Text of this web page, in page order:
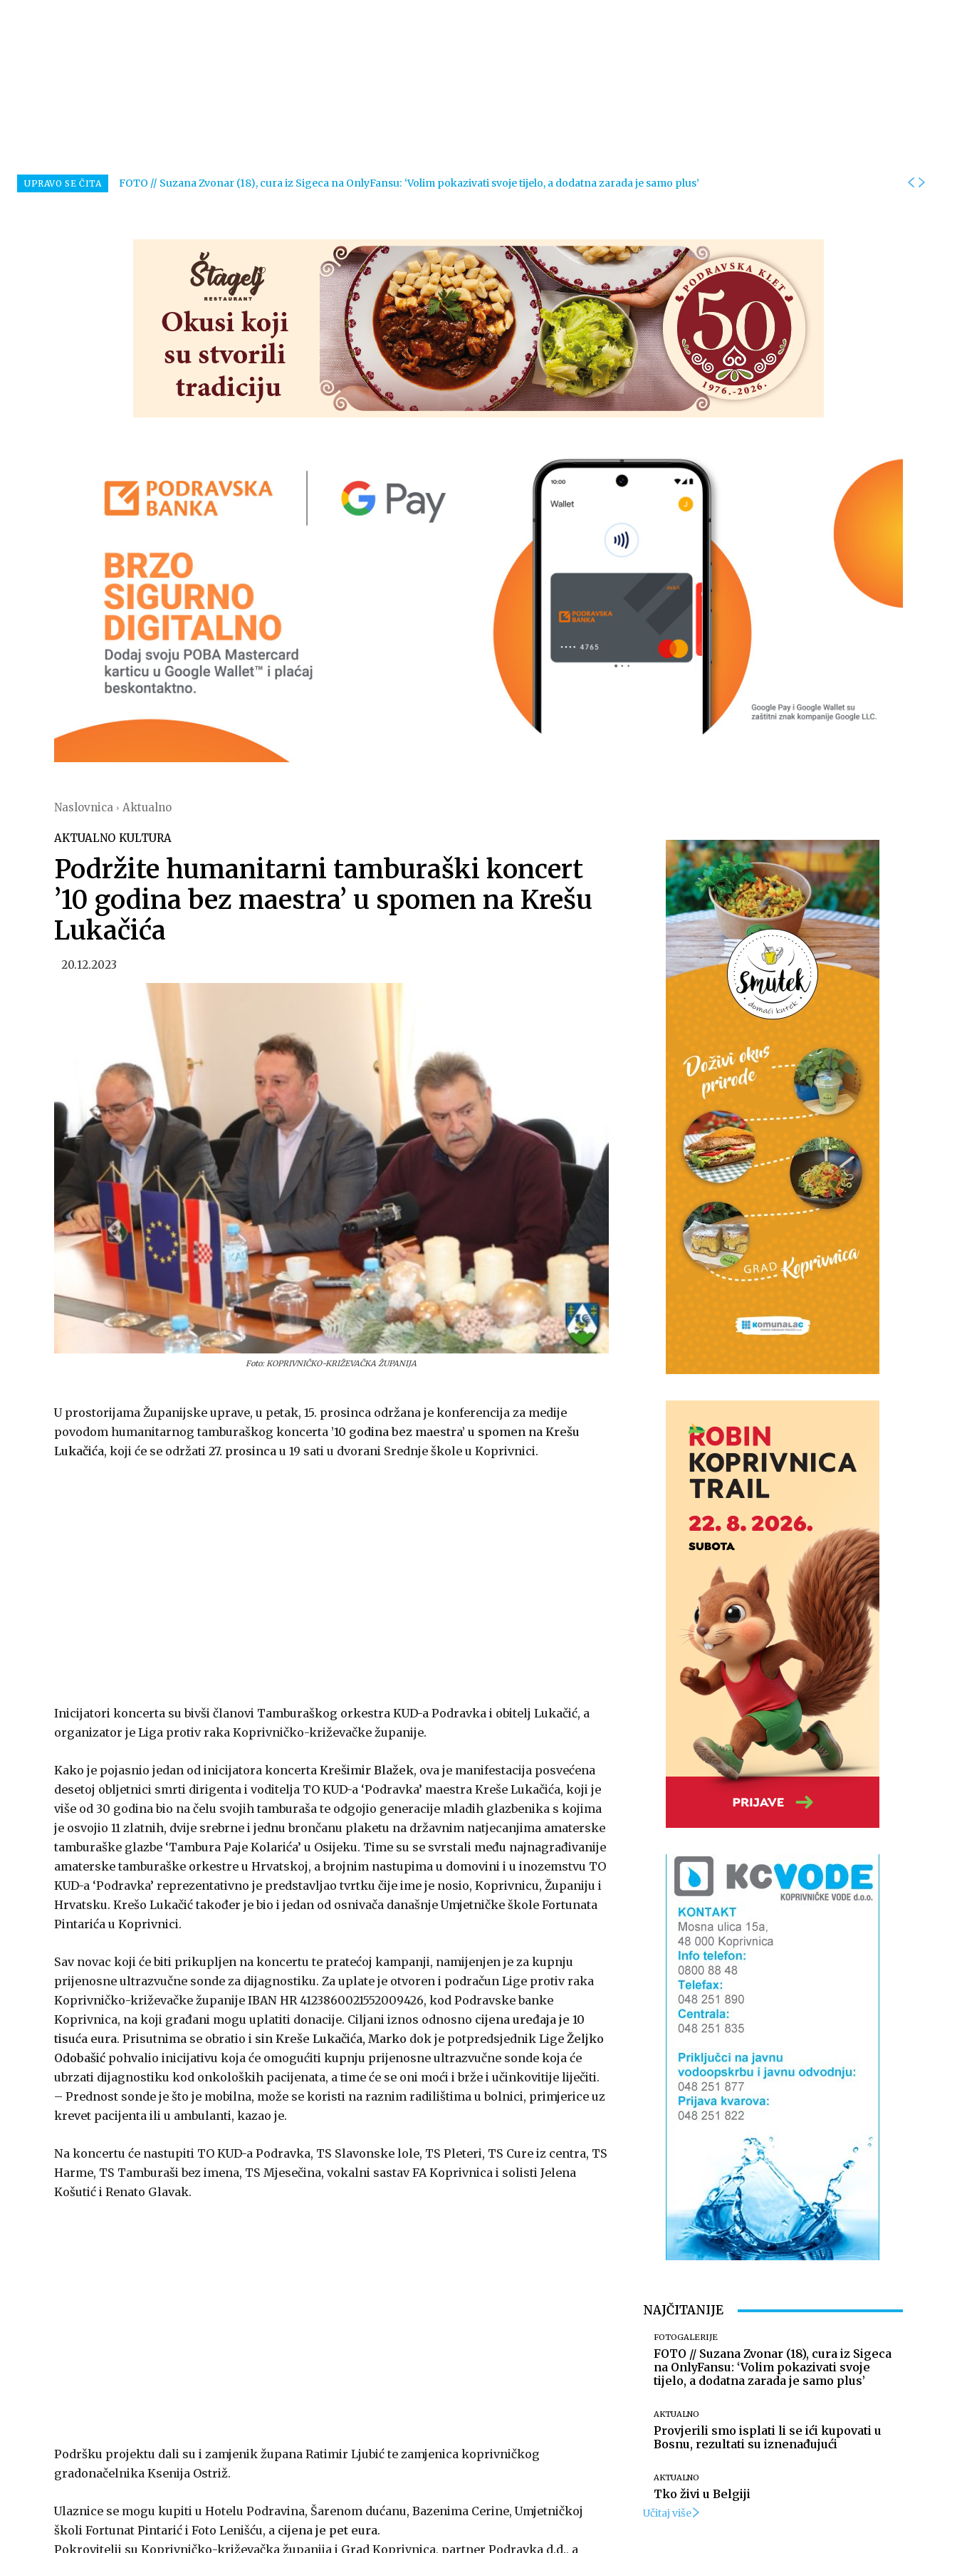
UPRAVO SE ČITA FOTO // Suzana Zvonar (18), cura iz Sigeca na OnlyFansu: ‘Volim pokazivati svoje tijelo, a dodatna zarada je samo plus’
Naslovnica Aktualno
AKTUALNO KULTURA
Podržite humanitarni tamburaški koncert
’10 godina bez maestra’ u spomen na Krešu
Lukačića
20.12.2023
Foto: KOPRIVNIČKO-KRIŽEVAČKA ŽUPANIJA
U prostorijama Županijske uprave, u petak, 15. prosinca održana je konferencija za medije
povodom humanitarnog tamburaškog koncerta ’10 godina bez maestra’ u spomen na Krešu
Lukačića, koji će se održati 27. prosinca u 19 sati u dvorani Srednje škole u Koprivnici.
Inicijatori koncerta su bivši članovi Tamburaškog orkestra KUD-a Podravka i obitelj Lukačić, a
organizator je Liga protiv raka Koprivničko-križevačke županije.
Kako je pojasnio jedan od inicijatora koncerta Krešimir Blažek, ova je manifestacija posvećena
desetoj obljetnici smrti dirigenta i voditelja TO KUD-a ‘Podravka’ maestra Kreše Lukačića, koji je
više od 30 godina bio na čelu svojih tamburaša te odgojio generacije mladih glazbenika s kojima
je osvojio 11 zlatnih, dvije srebrne i jednu brončanu plaketu na državnim natjecanjima amaterske
tamburaške glazbe ‘Tambura Paje Kolarića’ u Osijeku. Time su se svrstali među najnagrađivanije
amaterske tamburaške orkestre u Hrvatskoj, a brojnim nastupima u domovini i u inozemstvu TO
KUD-a ‘Podravka’ reprezentativno je predstavljao tvrtku čije ime je nosio, Koprivnicu, Županiju i
Hrvatsku. Krešo Lukačić također je bio i jedan od osnivača današnje Umjetničke škole Fortunata
Pintarića u Koprivnici.
Sav novac koji će biti prikupljen na koncertu te pratećoj kampanji, namijenjen je za kupnju
prijenosne ultrazvučne sonde za dijagnostiku. Za uplate je otvoren i podračun Lige protiv raka
Koprivničko-križevačke županije IBAN HR 4123860021552009426, kod Podravske banke
Koprivnica, na koji građani mogu uplatiti donacije. Ciljani iznos odnosno cijena uređaja je 10
tisuća eura. Prisutnima se obratio i sin Kreše Lukačića, Marko dok je potpredsjednik Lige Željko
Odobašić pohvalio inicijativu koja će omogućiti kupnju prijenosne ultrazvučne sonde koja će
ubrzati dijagnostiku kod onkoloških pacijenata, a time će se oni moći i brže i učinkovitije liječiti.
– Prednost sonde je što je mobilna, može se koristi na raznim radilištima u bolnici, primjerice uz
krevet pacijenta ili u ambulanti, kazao je.
Na koncertu će nastupiti TO KUD-a Podravka, TS Slavonske lole, TS Pleteri, TS Cure iz centra, TS
Harme, TS Tamburaši bez imena, TS Mjesečina, vokalni sastav FA Koprivnica i solisti Jelena
Košutić i Renato Glavak.
Podršku projektu dali su i zamjenik župana Ratimir Ljubić te zamjenica koprivničkog
gradonačelnika Ksenija Ostriž.
Ulaznice se mogu kupiti u Hotelu Podravina, Šarenom dućanu, Bazenima Cerine, Umjetničkoj
školi Fortunat Pintarić i Foto Lenišću, a cijena je pet eura.
Pokrovitelji su Koprivničko-križevačka županija i Grad Koprivnica, partner Podravka d.d., a
NAJČITANIJE
FOTOGALERIJE
FOTO // Suzana Zvonar (18), cura iz Sigeca
na OnlyFansu: ‘Volim pokazivati svoje
tijelo, a dodatna zarada je samo plus’
AKTUALNO
Provjerili smo isplati li se ići kupovati u
Bosnu, rezultati su iznenađujući
AKTUALNO
Tko živi u Belgiji
Učitaj više